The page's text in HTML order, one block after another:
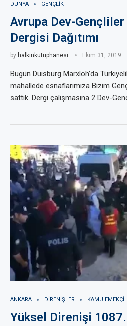
DÜNYA GENÇLIK
Avrupa Dev-
Dergisi Dağıtımı
by halkinkutuphanesi Ekim 31, 2019
Bugün Duisburg Marxloh’da
mahallede esnaflarımıza Bizim
sattık. Dergi çalışmasına 2 Dev-
ANKARA DIRENIŞLER KAMU
Yüksel Direnişi